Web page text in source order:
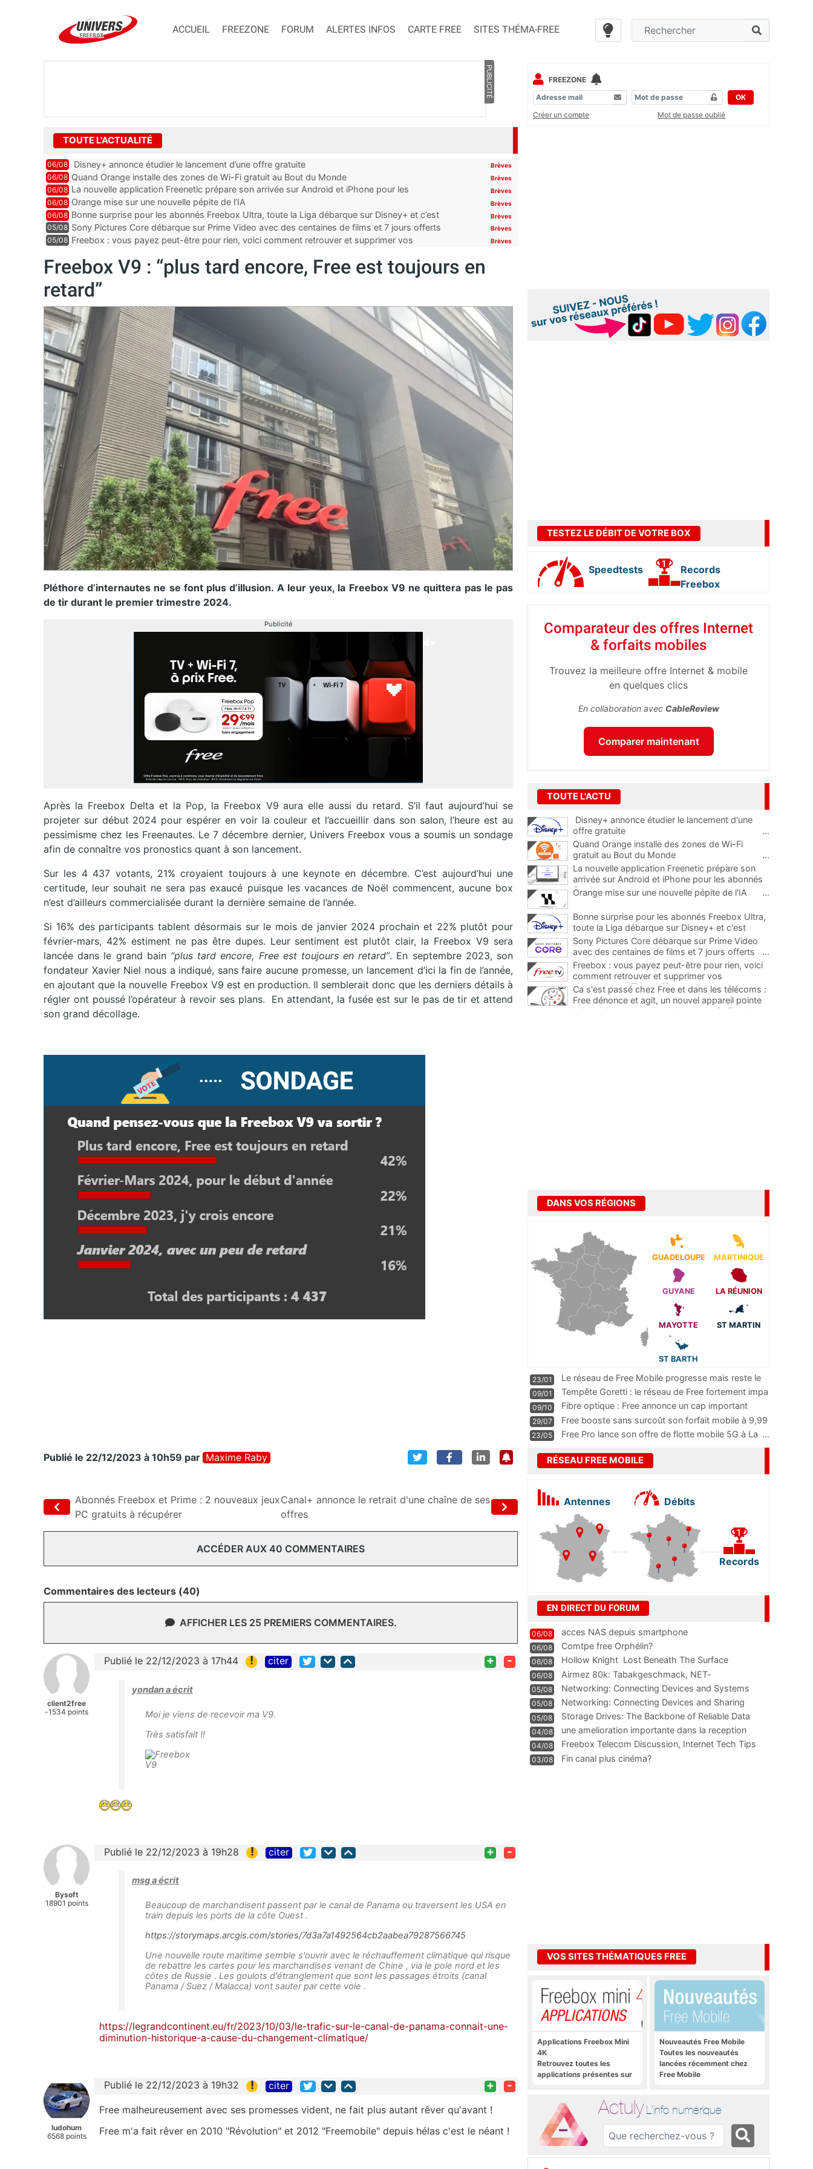
ACCUEIL FREEZONE FORUM ALERTES INFOS CARTE FREE SITES THÉMA-FREE
PUBLICITÉ
TOUTE L'ACTUALITÉ
06/08 Disney+ annonce étudier le lancement d’une offre gratuite Brèves
06/08 Quand Orange installe des zones de Wi-Fi gratuit au Bout du Monde Brèves
06/08 La nouvelle application Freenetic prépare son arrivée sur Android et iPhone pour les
abonnés Freebox, testez la
Brèves
06/08 Orange mise sur une nouvelle pépite de l’IA Brèves
06/08 Bonne surprise pour les abonnés Freebox Ultra, toute la Liga débarque sur Disney+ et c’est
inclus
Brèves
05/08 Sony Pictures Core débarque sur Prime Video avec des centaines de films et 7 jours offerts Brèves
05/08 Freebox : vous payez peut-être pour rien, voici comment retrouver et supprimer vos
Brèves
Freebox V9 : “plus tard encore, Free est toujours en
retard”
Pléthore d’internautes ne se font plus d’illusion. A leur yeux, la Freebox V9 ne quittera pas le pas
de tir durant le premier trimestre 2024.
Publicité
Après la Freebox Delta et la Pop, la Freebox V9 aura elle aussi du retard. S’il faut aujourd’hui se
projeter sur début 2024 pour espérer en voir la couleur et l’accueillir dans son salon, l’heure est au
pessimisme chez les Freenautes. Le 7 décembre dernier, Univers Freebox vous a soumis un sondage
afin de connaître vos pronostics quant à son lancement.
Sur les 4 437 votants, 21% croyaient toujours à une keynote en décembre. C’est aujourd’hui une
certitude, leur souhait ne sera pas exaucé puisque les vacances de Noël commencent, aucune box
n’est d’ailleurs commercialisée durant la dernière semaine de l’année.
Si 16% des participants tablent désormais sur le mois de janvier 2024 prochain et 22% plutôt pour
février-mars, 42% estiment ne pas être dupes. Leur sentiment est plutôt clair, la Freebox V9 sera
lancée dans le grand bain“plus tard encore, Free est toujours en retard”. En septembre 2023, son
fondateur Xavier Niel nous a indiqué, sans faire aucune promesse, un lancement d’ici la fin de l’année,
en ajoutant que la nouvelle Freebox V9 est en production. Il semblerait donc que les derniers détails à
régler ont poussé l’opérateur à revoir ses plans. En attendant, la fusée est sur le pas de tir et attend
son grand décollage.
Publié le 22/12/2023 à 10h59 par Maxime Raby
Abonnés Freebox et Prime : 2 nouveaux jeux
PC gratuits à récupérer
Canal+ annonce le retrait d'une chaîne de ses
offres
ACCÉDER AUX 40 COMMENTAIRES
Commentaires des lecteurs (40)
AFFICHER LES 25 PREMIERS COMMENTAIRES.
client2free
-1534 points
Publié le 22/12/2023 à 17h44 ! citer + -
yondan a écrit
Moi je viens de recevoir ma V9.
Très satisfait !!
Bysoft
18901 points
Publié le 22/12/2023 à 19h28 ! citer + -
msg a écrit
Beaucoup de marchandisent passent par le canal de Panama ou traversent les USA en
train depuis les ports de la côte Ouest .
https://storymaps.arcgis.com/stories/7d3a7a1492564cb2aabea79287566745
Une nouvelle route maritime semble s'ouvrir avec le réchauffement climatique qui risque
de rebattre les cartes pour les marchandises venant de Chine , via le pole nord et les
côtes de Russie . Les goulots d'étranglement que sont les passages étroits (canal
Panama / Suez / Malacca) vont sauter par cette voie .
https://legrandcontinent.eu/fr/2023/10/03/le-trafic-sur-le-canal-de-panama-connait-une-
diminution-historique-a-cause-du-changement-climatique/
ludohum
6568 points
Publié le 22/12/2023 à 19h32 ! citer + -
Free malheureusement avec ses promesses vident, ne fait plus autant rêver qu'avant !
Free m'a fait rêver en 2010 "Révolution" et 2012 "Freemobile" depuis hélas c'est le néant !
FREEZONE
OK
Créer un compte
Mot de passe oublié
TESTEZ LE DÉBIT DE VOTRE BOX
Speedtests
Records
Freebox
Comparateur des offres Internet
& forfaits mobiles
Trouvez la meilleure offre Internet & mobile
en quelques clics
En collaboration avec CableReview
Comparer maintenant
TOUTE L'ACTU
Disney+ annonce étudier le lancement d'une
offre gratuite
...
Quand Orange installe des zones de Wi-Fi
gratuit au Bout du Monde
...
La nouvelle application Freenetic prépare son
arrivée sur Android et iPhone pour les abonnés
Freebox, testez la
Orange mise sur une nouvelle pépite de l'IA ...
Bonne surprise pour les abonnés Freebox Ultra,
toute la Liga débarque sur Disney+ et c'est
inclus
Sony Pictures Core débarque sur Prime Video
avec des centaines de films et 7 jours offerts
...
Freebox : vous payez peut-être pour rien, voici
comment retrouver et supprimer vos
abonnements TV oubliés
...
Ca s'est passé chez Free et dans les télécoms :
Free dénonce et agit, un nouvel appareil pointe
le bout de son nez chez des abonnés Freebox...
DANS VOS RÉGIONS
GUADELOUPE MARTINIQUE
GUYANE LA RÉUNION
MAYOTTE ST MARTIN
ST BARTH
23/01
Le réseau de Free Mobile progresse mais reste le
m
...
09/01
Tempête Goretti : le réseau de Free fortement impa
09/10
Fibre optique : Free annonce un cap important
pass
...
29/07
Free booste sans surcoût son forfait mobile à 9,99
23/05 Free Pro lance son offre de flotte mobile 5G à La ...
RÉSEAU FREE MOBILE
Antennes Débits
Records
EN DIRECT DU FORUM
06/08 acces NAS depuis smartphone
06/08 Comtpe free Orphélin?
06/08 Hollow Knight  Lost Beneath The Surface
06/08
Airmez 80k: Tabakgeschmack, NET-
Technologie und Leistung im
05/08 Networking: Connecting Devices and Systems
05/08
Networking: Connecting Devices and Sharing
Information
05/08
Storage Drives: The Backbone of Reliable Data
Management
04/08
une amelioration importante dans la reception
WIFI
04/08
Freebox Telecom Discussion, Internet Tech Tips
Communi
03/08 Fin canal plus cinéma?
VOS SITES THÉMATIQUES FREE
Applications Freebox Mini
4K
Retrouvez toutes les
applications présentes sur
Nouveautés Free Mobile
Toutes les nouveautés
lancées récemment chez
Free Mobile
Actuly L'info numérique